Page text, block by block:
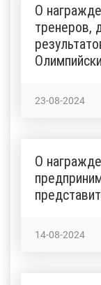
О
тренеров,
23-08-2024
О
14-08-2024